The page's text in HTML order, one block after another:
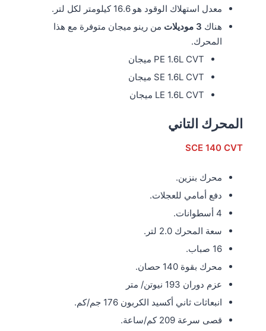
معدل استهلاك الوقود هو 16.6 كيلومتر لكل لتر.
هناك 3 موديلات
من رينو ميجان متوفرة مع هذا
المحرك.
PE 1.6L CVT ميجان
SE 1.6L CVT ميجان
LE 1.6L CVT ميجان
المحرك التاني
SCE 140 CVT
محرك بنزين.
دفع أمامي للعجلات.
4 أسطوانات.
سعة المحرك 2.0 لتر.
16 صباب.
محرك بقوة 140 حصان.
عزم دوران 193 نيوتن/ متر
انبعاثات ثاني أكسيد الكربون 176 جم/كم.
قصى سرعة 209 كم/ساعة.